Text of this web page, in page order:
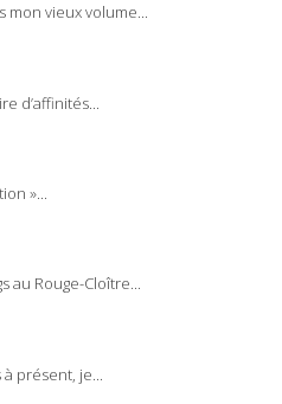
mon vieux volume...
d’affinités...
»...
au Rouge-Cloître...
à présent, je...